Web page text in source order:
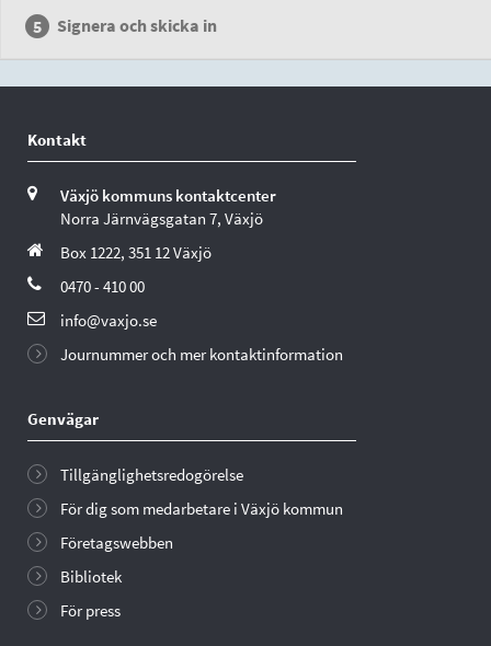
Signera och skicka in
Kontakt
Växjö kommuns kontaktcenter
Norra Järnvägsgatan 7, Växjö
Box 1222, 351 12 Växjö
0470 - 410 00
info@vaxjo.se
Journummer och mer kontaktinformation
Genvägar
Tillgänglighetsredogörelse
För dig som medarbetare i Växjö kommun
Företagswebben
Bibliotek
För press